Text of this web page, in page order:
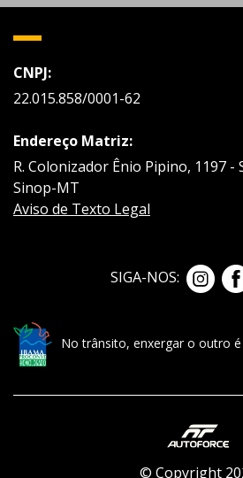
CNPJ:
22.015.858/0001-62
Endereço Matriz:
R. Colonizador Ênio Pipino, 1197 -
Sinop-MT
Aviso de Texto Legal
SIGA-NOS:
No trânsito, enxergar o outro é
© Copyright